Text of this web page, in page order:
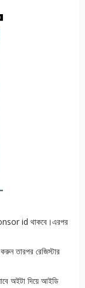
id থাকবে।এরপর
তারপর রেজিস্টার
অইটা দিয়ে আইডি